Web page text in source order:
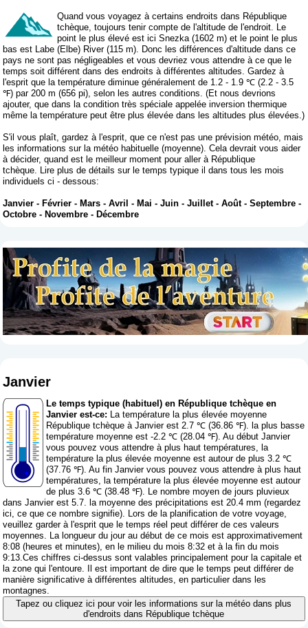
Quand vous voyagez à certains endroits dans République
tchèque, toujours tenir compte de l'altitude de l'endroit. Le
point le plus élevé est ici Snezka (1602 m) et le point le plus
bas est Labe (Elbe) River (115 m). Donc les différences d'altitude dans ce
pays ne sont pas négligeables et vous devriez vous attendre à ce que le
temps soit différent dans des endroits à différentes altitudes. Gardez à
l'esprit que la température diminue généralement de 1.2 - 1.9 ℃ (2.2 - 3.5
℉) par 200 m (656 pi), selon les autres conditions. (Et nous devrions
ajouter, que dans la condition très spéciale appelée inversion thermique
même la température peut être plus élevée dans les altitudes plus élevées.)
S'il vous plaît, gardez à l'esprit, que ce n'est pas une prévision météo, mais
les informations sur la météo habituelle (moyenne). Cela devrait vous aider
à décider, quand est le meilleur moment pour aller à République
tchèque. Lire plus de détails sur le temps typique il dans tous les mois
individuels ci - dessous:
Janvier -Février -Mars -Avril -Mai -Juin -Juillet-Août-Septembre -
Octobre -Novembre -Décembre
Janvier
Le temps typique (habituel) en République tchèque en
Janvier est-ce: La température la plus élevée moyenne
République tchèque à Janvier est 2.7 ℃ (36.86 ℉). la plus basse
température moyenne est -2.2 ℃ (28.04 ℉). Au début Janvier
vous pouvez vous attendre à plus haut températures, la
température la plus élevée moyenne est autour de plus 3.2 ℃
(37.76 ℉). Au fin Janvier vous pouvez vous attendre à plus haut
températures, la température la plus élevée moyenne est autour
de plus 3.6 ℃ (38.48 ℉). Le nombre moyen de jours pluvieux
dans Janvier est 5.7. la moyenne des précipitations est 20.4 mm (regardez
ici, ce que ce nombre signifie). Lors de la planification de votre voyage,
veuillez garder à l'esprit que le temps réel peut différer de ces valeurs
moyennes. La longueur du jour au début de ce mois est approximativement
8:08 (heures et minutes), en le milieu du mois 8:32 et à la fin du mois
9:13.Ces chiffres ci-dessus sont valables principalement pour la capitale et
la zone qui l'entoure. Il est important de dire que le temps peut différer de
manière significative à différentes altitudes, en particulier dans les
montagnes.
Tapez ou cliquez ici pour voir les informations sur la météo dans plus
d'endroits dans République tchèque